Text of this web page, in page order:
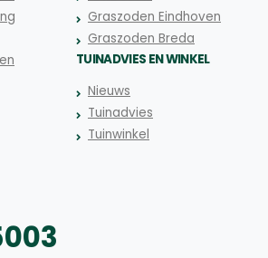
Graszoden Eindhoven
Graszoden Breda
TUINADVIES EN WINKEL
Nieuws
Tuinadvies
Tuinwinkel